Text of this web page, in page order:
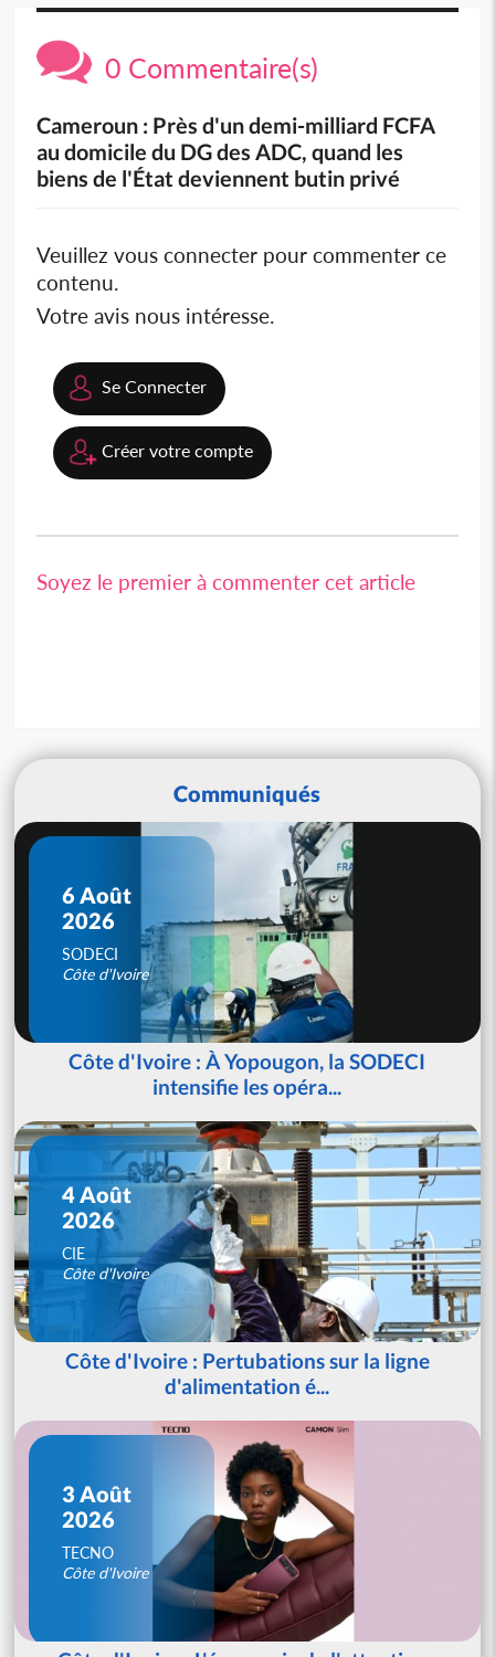
0 Commentaire(s)
Cameroun : Près d'un demi-milliard FCFA
au domicile du DG des ADC, quand les
biens de l'État deviennent butin privé
Veuillez vous connecter pour commenter ce
contenu.
Votre avis nous intéresse.
Se Connecter
Créer votre compte
Soyez le premier à commenter cet article
Communiqués
6 Août
2026
SODECI
Côte d'Ivoire
Côte d'Ivoire : À Yopougon, la SODECI
intensifie les opéra...
4 Août
2026
CIE
Côte d'Ivoire
Côte d'Ivoire : Pertubations sur la ligne
d'alimentation é...
3 Août
2026
TECNO
Côte d'Ivoire